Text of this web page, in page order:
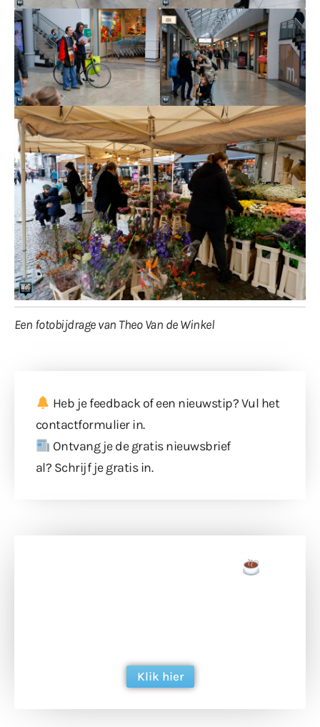
Een fotobijdrage van Theo Van de Winkel
Heb je feedback of een nieuwstip? Vul het
contactformulierin.
Ontvang je de gratis nieuwsbrief
al? Schrijf je gratis in.
Klik hier